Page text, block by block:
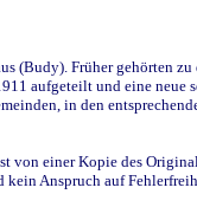
Früher gehörten
aufgeteilt und eine
in den
einer Kopie des
Anspruch auf